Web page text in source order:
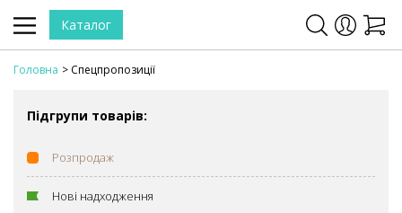
Каталог
Головна Спецпропозиції
Підгрупи товарів:
Розпродаж
Нові надходження